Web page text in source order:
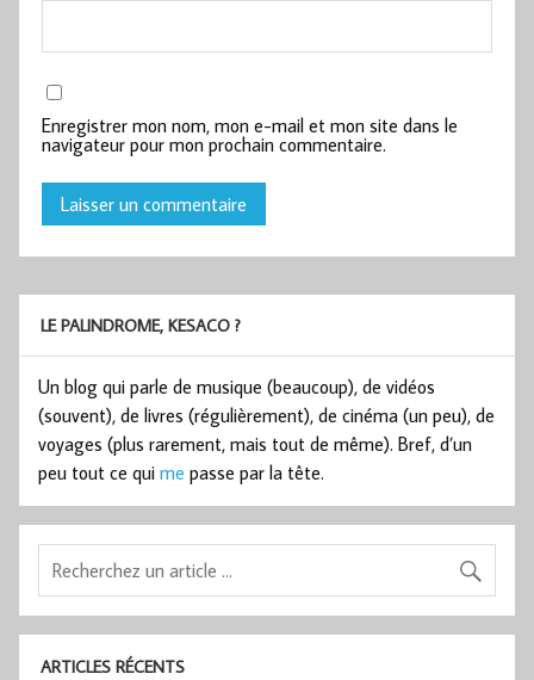
Enregistrer mon nom, mon e-mail et mon site dans le
navigateur pour mon prochain commentaire.
LE PALINDROME, KESACO ?
Un blog qui parle de musique (beaucoup), de vidéos
(souvent), de livres (régulièrement), de cinéma (un peu), de
voyages (plus rarement, mais tout de même). Bref, d’un
peu tout ce qui me passe par la tête.
ARTICLES RÉCENTS